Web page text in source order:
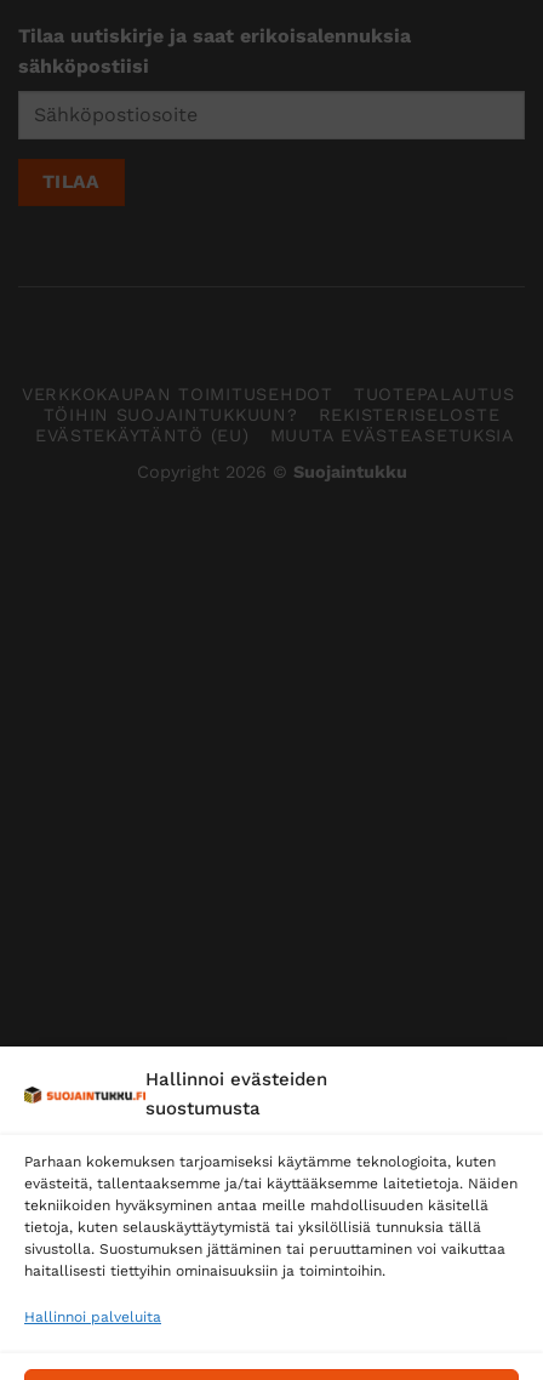
Hallinnoi evästeiden
suostumusta
Parhaan kokemuksen tarjoamiseksi käytämme teknologioita, kuten
evästeitä, tallentaaksemme ja/tai käyttääksemme laitetietoja. Näiden
tekniikoiden hyväksyminen antaa meille mahdollisuuden käsitellä
tietoja, kuten selauskäyttäytymistä tai yksilöllisiä tunnuksia tällä
sivustolla. Suostumuksen jättäminen tai peruuttaminen voi vaikuttaa
haitallisesti tiettyihin ominaisuuksiin ja toimintoihin.
Hallinnoi palveluita
Tilaa uutiskirje ja saat erikoisalennuksia
sähköpostiisi
VERKKOKAUPAN TOIMITUSEHDOT
TUOTEPALAUTUS
TÖIHIN SUOJAINTUKKUUN?
REKISTERISELOSTE
EVÄSTEKÄYTÄNTÖ (EU)
MUUTA EVÄSTEASETUKSIA
Copyright 2026 © Suojaintukku